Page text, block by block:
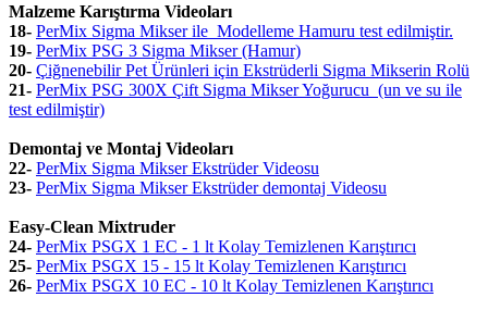
Malzeme Karıştırma Videoları
18- PerMix Sigma Mikser ile Modelleme Hamuru test edilmiştir.
19- PerMix PSG 3 Sigma Mikser (Hamur)
20- Çiğnenebilir Pet Ürünleri için Ekstrüderli Sigma Mikserin Rolü
21- PerMix PSG 300X Çift Sigma Mikser Yoğurucu (un ve su ile
test edilmiştir)
Demontaj ve Montaj Videoları
22- PerMix Sigma Mikser Ekstrüder Videosu
23- PerMix Sigma Mikser Ekstrüder demontaj Videosu
Easy-Clean Mixtruder
24- PerMix PSGX 1 EC - 1 lt Kolay Temizlenen Karıştırıcı
25- PerMix PSGX 15 - 15 lt Kolay Temizlenen Karıştırıcı
26- PerMix PSGX 10 EC - 10 lt Kolay Temizlenen Karıştırıcı